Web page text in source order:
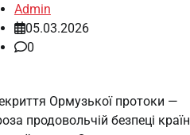
Admin
05.03.2026
0
Ормузької протоки —
продовольчій безпеці країн